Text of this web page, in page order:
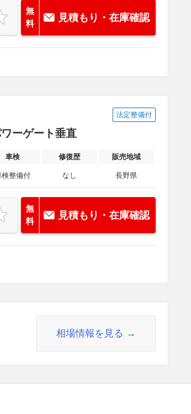
無
料
見積もり・在庫確認
法定整備付
ーゲート垂直
車検 修復歴 販売地域
検整備付 なし 長野県
無
料
見積もり・在庫確認
相場情報を見る